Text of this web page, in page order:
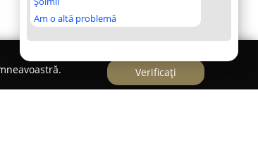
Am o altă problemă
Verificați